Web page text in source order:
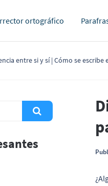
ortográfico
entre si y sí | Cómo se escribe